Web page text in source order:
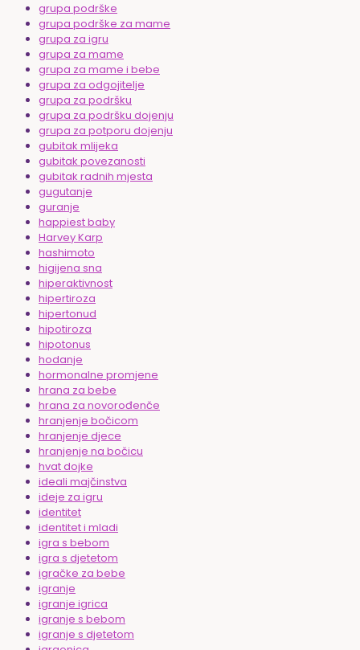
grupa podrške
grupa podrške za mame
grupa za igru
grupa za mame
grupa za mame i bebe
grupa za odgojitelje
grupa za podršku
grupa za podršku dojenju
grupa za potporu dojenju
gubitak mlijeka
gubitak povezanosti
gubitak radnih mjesta
gugutanje
guranje
happiest baby
Harvey Karp
hashimoto
higijena sna
hiperaktivnost
hipertiroza
hipertonud
hipotiroza
hipotonus
hodanje
hormonalne promjene
hrana za bebe
hrana za novorođenče
hranjenje bočicom
hranjenje djece
hranjenje na bočicu
hvat dojke
ideali majčinstva
ideje za igru
identitet
identitet i mladi
igra s bebom
igra s djetetom
igračke za bebe
igranje
igranje igrica
igranje s bebom
igranje s djetetom